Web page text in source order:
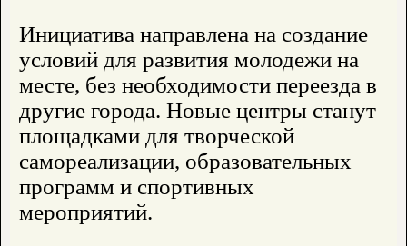
Инициатива направлена на создание
условий для развития молодежи на
месте, без необходимости переезда в
другие города. Новые центры станут
площадками для творческой
самореализации, образовательных
программ и спортивных
мероприятий.